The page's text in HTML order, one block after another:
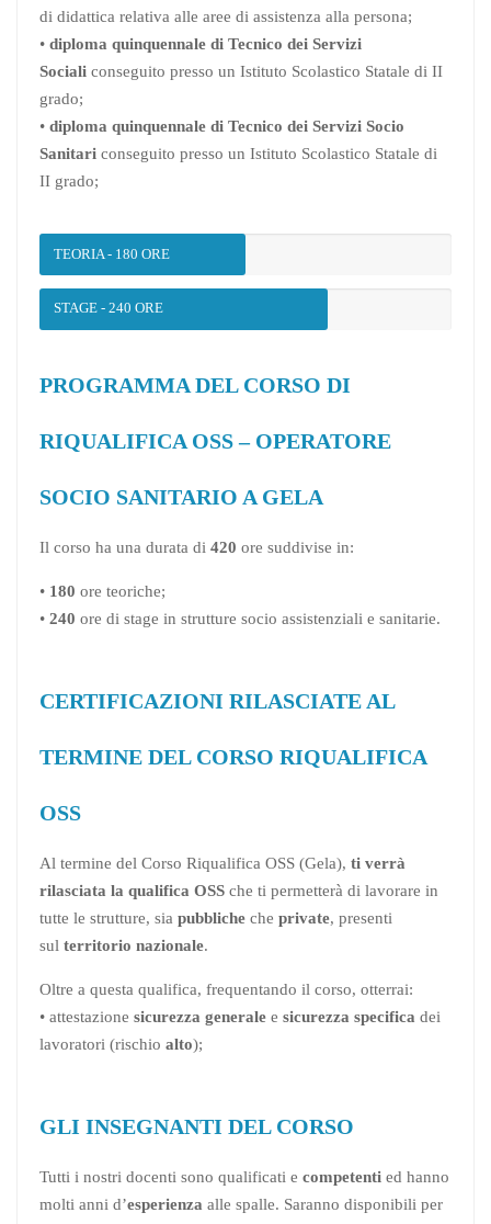
di didattica relativa alle aree di assistenza alla persona;
• diploma quinquennale di Tecnico dei Servizi
Sociali conseguito presso un Istituto Scolastico Statale di II
grado;
• diploma quinquennale di Tecnico dei Servizi Socio
Sanitari conseguito presso un Istituto Scolastico Statale di
II grado;
TEORIA - 180 ORE
STAGE - 240 ORE
PROGRAMMA DEL CORSO DI
RIQUALIFICA OSS – OPERATORE
SOCIO SANITARIO A GELA
Il corso ha una durata di 420 ore suddivise in:
• 180 ore teoriche;
• 240 ore di stage in strutture socio assistenziali e sanitarie.
CERTIFICAZIONI RILASCIATE AL
TERMINE DEL CORSO RIQUALIFICA
OSS
Al termine del Corso Riqualifica OSS (Gela), ti verrà
rilasciata la qualifica OSS che ti permetterà di lavorare in
tutte le strutture, sia pubbliche che private, presenti
sul territorio nazionale.
Oltre a questa qualifica, frequentando il corso, otterrai:
• attestazione sicurezza generale e sicurezza specifica dei
lavoratori (rischio alto);
GLI INSEGNANTI DEL CORSO
Tutti i nostri docenti sono qualificati e competenti ed hanno
molti anni d’esperienza alle spalle. Saranno disponibili per